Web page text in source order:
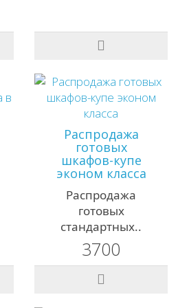
Распродажа
готовых
шкафов-купе
эконом класса
Распродажа
готовых
стандартных..
3700